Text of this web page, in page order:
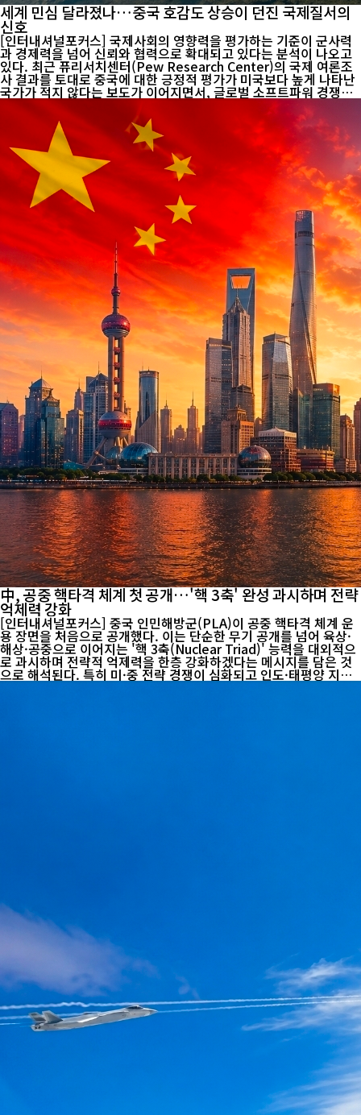
세계 민심 달라졌나…중국 호감도 상승이 던진 국제질서의
신호
[인터내셔널포커스] 국제사회의 영향력을 평가하는 기준이 군사력
과 경제력을 넘어 신뢰와 협력으로 확대되고 있다는 분석이 나오고
있다. 최근 퓨리서치센터(Pew Research Center)의 국제 여론조
사 결과를 토대로 중국에 대한 긍정적 평가가 미국보다 높게 나타난
국가가 적지 않다는 보도가 이어지면서, 글로벌 소프트파워 경쟁의
흐름에도 변화가 나타나고 있다는 해석이 제기된다. 필리핀 일간지
마닐라타임스(The Manila Times)는 퓨리서치 조사 결과를 인용해
세계 여론의 흐름이 변화하고 있다고 보도했다. 보도에 따르면 조사
대상 국가 가운데 상당수에서 중국에 대한 호감도가 미국보다 높게
집계됐으며, 이러한 경향은 동남아시아와 아프리카, 중남미뿐 아니
라 일부 미국의 전통적 우방국에서도 나타난 것으로 전해졌다. 다만
국가별 결과와 조사 시기, 국제 정세에 따라 여론은 달라질 수 있어
결과를 일반화하기...
中, 공중 핵타격 체계 첫 공개…'핵 3축' 완성 과시하며 전략
억제력 강화
[인터내셔널포커스] 중국 인민해방군(PLA)이 공중 핵타격 체계 운
용 장면을 처음으로 공개했다. 이는 단순한 무기 공개를 넘어 육상·
해상·공중으로 이어지는 '핵 3축(Nuclear Triad)' 능력을 대외적으
로 과시하며 전략적 억제력을 한층 강화하겠다는 메시지를 담은 것
으로 해석된다. 특히 미·중 전략 경쟁이 심화되고 인도·태평양 지역
의 군사적 긴장이 이어지는 시점에 공개됐다는 점에서 국제사회도